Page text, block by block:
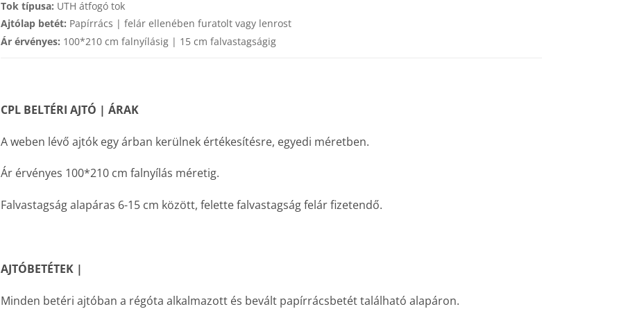
Tok típusa: UTH átfogó tok
Ajtólap betét: Papírrács | felár ellenében furatolt vagy lenrost
Ár érvényes: 100*210 cm falnyílásig | 15 cm falvastagságig
CPL BELTÉRI AJTÓ | ÁRAK
A weben lévő ajtók egy árban kerülnek értékesítésre, egyedi méretben.
Ár érvényes 100*210 cm falnyílás méretig.
Falvastagság alapáras 6-15 cm között, felette falvastagság felár fizetendő.
AJTÓBETÉTEK |
Minden betéri ajtóban a régóta alkalmazott és bevált papírrácsbetét található alapáron.